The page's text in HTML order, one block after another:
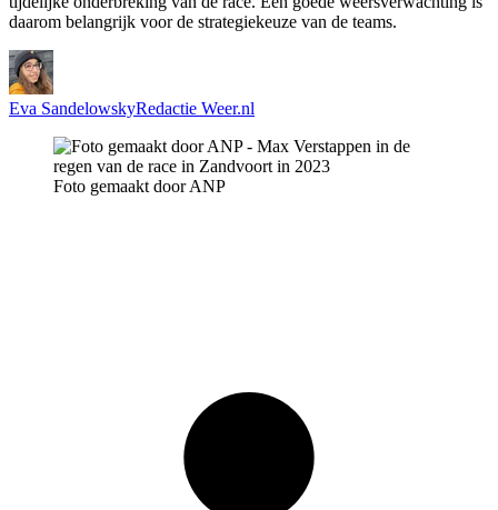
daarom belangrijk voor de strategiekeuze van de teams.
Eva SandelowskyRedactie Weer.nl
Foto gemaakt door ANP